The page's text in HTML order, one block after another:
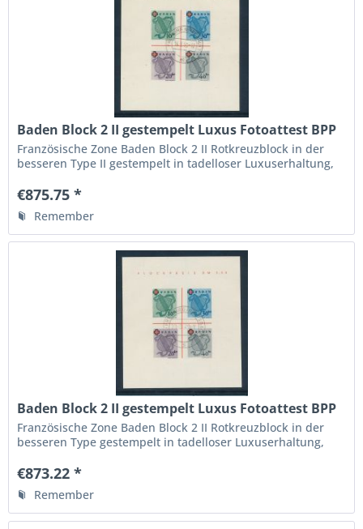
Baden Block 2 II gestempelt Luxus Fotoattest BPP
Französische Zone Baden Block 2 II Rotkreuzblock in der
besseren Type II gestempelt in tadelloser Luxuserhaltung,
die höchste Qualitätsstufe, Michelwert 1800.- Euro
€875.75 *
Remember
Baden Block 2 II gestempelt Luxus Fotoattest BPP
Französische Zone Baden Block 2 II Rotkreuzblock in der
besseren Type gestempelt in tadelloser Luxuserhaltung,
die höchste Qualitätsstufe, Michelwert 1800.- Euro
€873.22 *
Remember